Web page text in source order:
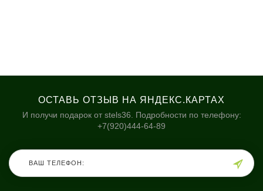
ОСТАВЬ ОТЗЫВ НА ЯНДЕКС.КАРТАХ
И получи подарок от stels36. Подробности по телефону:
+7(920)444-64-89